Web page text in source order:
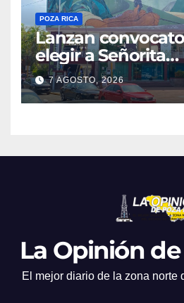
POZA RICA
Lanzan
elegir a Señorita
Independencia,
Libertad 2026
7 AGOSTO, 2026
La Opinión
El mejor diario de la zona norte